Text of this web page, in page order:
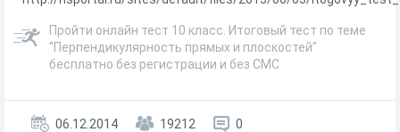
Пройти онлайн тест 10 класс. Итоговый тест по теме
"Перпендикулярность прямых и плоскостей"
бесплатно без регистрации и без СМС
06.12.2014 19212 0